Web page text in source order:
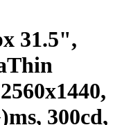
31.5",
300cd,